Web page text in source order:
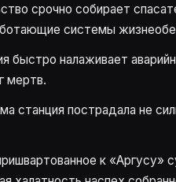
срочно собирает
системы
быстро налаживает
мертв.
станция пострадала не
к «Аргусу»